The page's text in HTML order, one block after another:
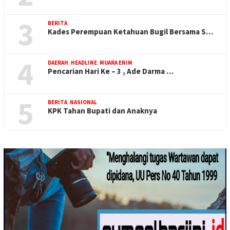
3
BERITA
Kades Perempuan Ketahuan Bugil Bersama S…
4 DAERAH, HEADLINE, MUARA ENIM
Pencarian Hari Ke – 3 , Ade Darma …
5 BERITA, NASIONAL
KPK Tahan Bupati dan Anaknya